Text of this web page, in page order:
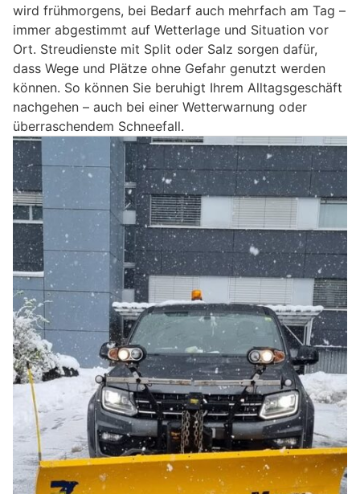
wird frühmorgens, bei Bedarf auch mehrfach am Tag –
immer abgestimmt auf Wetterlage und Situation vor
Ort. Streudienste mit Split oder Salz sorgen dafür,
dass Wege und Plätze ohne Gefahr genutzt werden
können. So können Sie beruhigt Ihrem Alltagsgeschäft
nachgehen – auch bei einer Wetterwarnung oder
überraschendem Schneefall.